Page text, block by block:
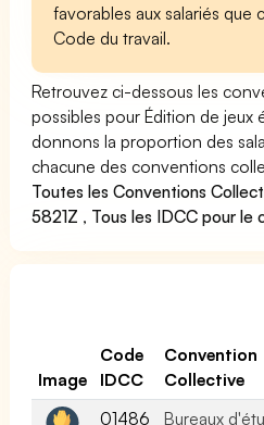
favorables aux salariés que
Code du travail.
Retrouvez ci-dessous les
possibles pour Édition de jeux
donnons la proportion des
chacune des conventions
Toutes les Conventions
5821Z , Tous les IDCC pour le
Image
Code
IDCC
Convention
Collective
01486
Bureaux